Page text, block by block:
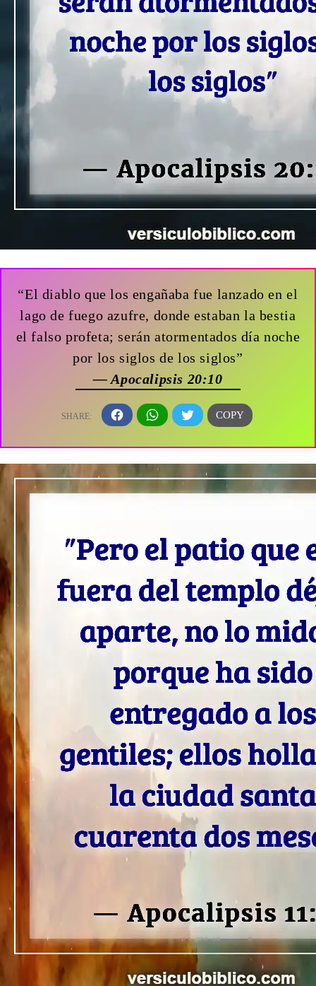
“El diablo que los engañaba fue lanzado en el
lago de fuego azufre, donde estaban la bestia
el falso profeta; serán atormentados día noche
por los siglos de los siglos”
— Apocalipsis 20:10